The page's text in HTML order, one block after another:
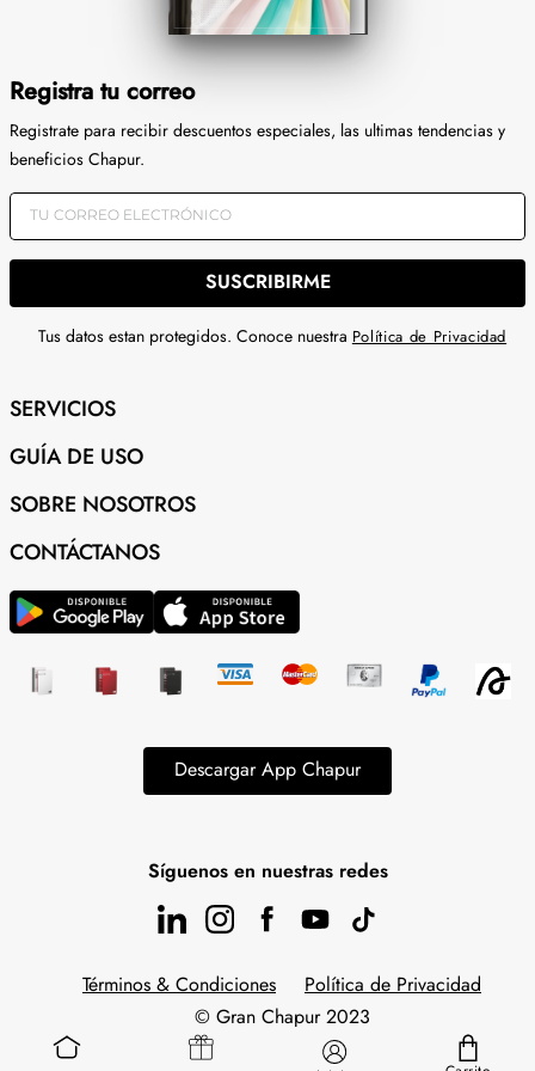
Registra tu correo
Registrate para recibir descuentos especiales, las ultimas tendencias y
beneficios Chapur.
SUSCRIBIRME
Tus datos estan protegidos. Conoce nuestra Política de Privacidad
SERVICIOS
GUÍA DE USO
SOBRE NOSOTROS
CONTÁCTANOS
Descargar App Chapur
Síguenos en nuestras redes
Términos & Condiciones
Política de Privacidad
© Gran Chapur 2023